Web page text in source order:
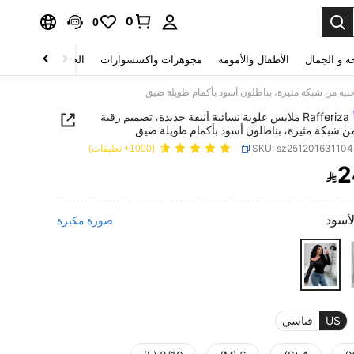
0
0
و الجمال الأطفال والأمومة مجوهرات واكسسوارات الحقائب والأمتعة
Rafferiza ملابس علوية نسائية أنيقة جديدة، تصميم رقبة
شبكة مثيرة، بناطلون أسود بأكمام طويلة ضيق
SKU: (1000+ تعليقات)
PRICE AND 
الأسود صورة مكبرة
US قياسي